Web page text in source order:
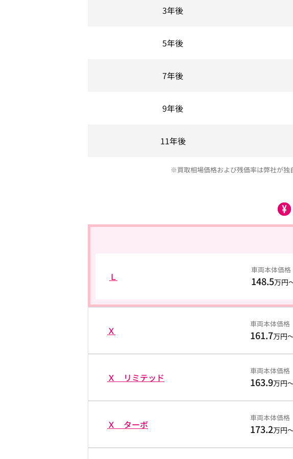
3年後
5年後
7年後
9年後
11年後
※買取相場価格および残価率は弊社が独
Ｌ
車両本体価格
148.5万円
Ｘ
車両本体価格
161.7万円
Ｘ リミテッド
車両本体価格
163.9万円
Ｘ ターボ
車両本体価格
173.2万円